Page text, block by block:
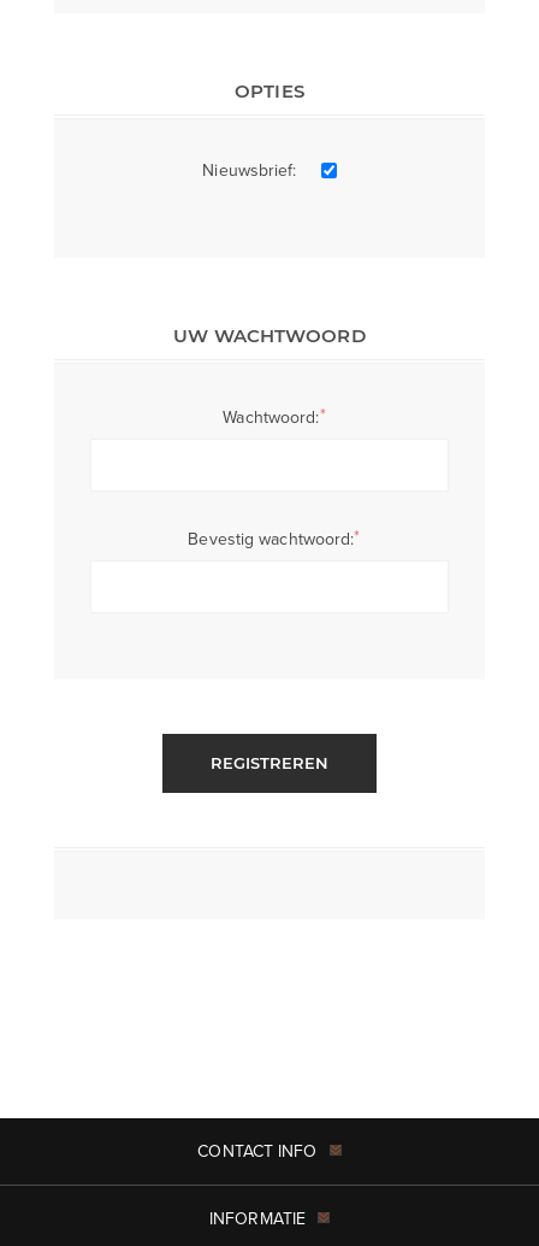
OPTIES
Nieuwsbrief:
UW WACHTWOORD
Wachtwoord:*
Bevestig wachtwoord:*
REGISTREREN
CONTACT INFO
INFORMATIE